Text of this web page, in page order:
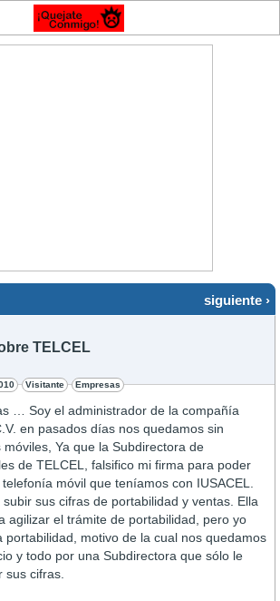
siguiente ›
TELCEL
Visitante Empresas
… Soy el administrador de la compañí­a
en pasados dí­as nos quedamos sin
Ya que la Subdirectora de
de TELCEL, falsifico mi firma para poder
móvil que tení­amos con IUSACEL.
sus cifras de portabilidad y ventas. Ella
agilizar el trámite de portabilidad, pero yo
portabilidad, motivo de la cual nos quedamos
y todo por una Subdirectora que sólo le
sus cifras.